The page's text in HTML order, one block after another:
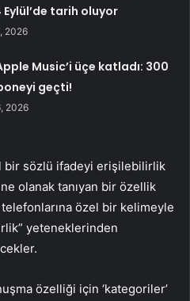
tarih oluyor
2026
Music’i üçe katladı: 300
geçti!
2026
bir sözlü ifadeyi erişilebilirlik
olanak tanıyan bir özellik
özel bir kelimeyle
yeteneklerinden
özelliği için ‘kategoriler’